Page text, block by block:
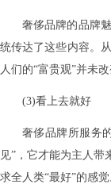
奢侈品牌的品牌
统传达了这些内容。
人们的“富贵观”并未
(3)看上去就好
奢侈品牌所服务
见”，它才能为主人
求全人类“最好”的感